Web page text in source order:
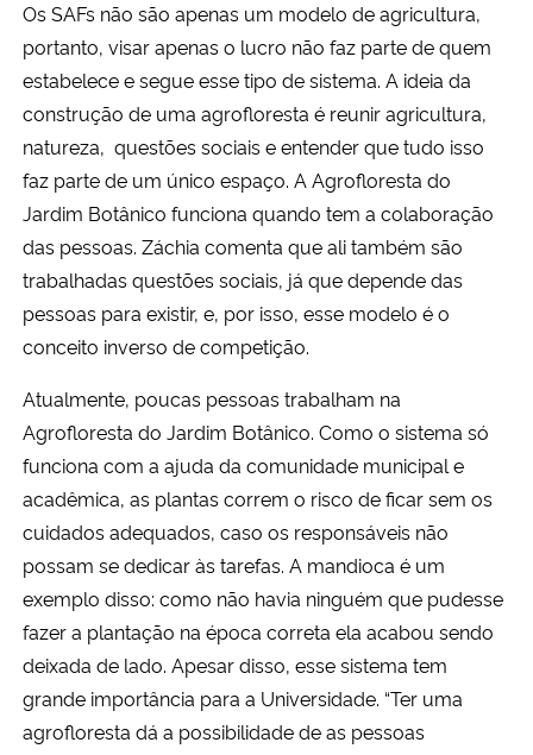
Os SAFs não são apenas um modelo de agricultura,
portanto, visar apenas o lucro não faz parte de quem
estabelece e segue esse tipo de sistema. A ideia da
construção de uma agrofloresta é reunir agricultura,
natureza, questões sociais e entender que tudo isso
faz parte de um único espaço. A Agrofloresta do
Jardim Botânico funciona quando tem a colaboração
das pessoas. Záchia comenta que ali também são
trabalhadas questões sociais, já que depende das
pessoas para existir, e, por isso, esse modelo é o
conceito inverso de competição.
Atualmente, poucas pessoas trabalham na
Agrofloresta do Jardim Botânico. Como o sistema só
funciona com a ajuda da comunidade municipal e
acadêmica, as plantas correm o risco de ficar sem os
cuidados adequados, caso os responsáveis não
possam se dedicar às tarefas. A mandioca é um
exemplo disso: como não havia ninguém que pudesse
fazer a plantação na época correta ela acabou sendo
deixada de lado. Apesar disso, esse sistema tem
grande importância para a Universidade. “Ter uma
agrofloresta dá a possibilidade de as pessoas